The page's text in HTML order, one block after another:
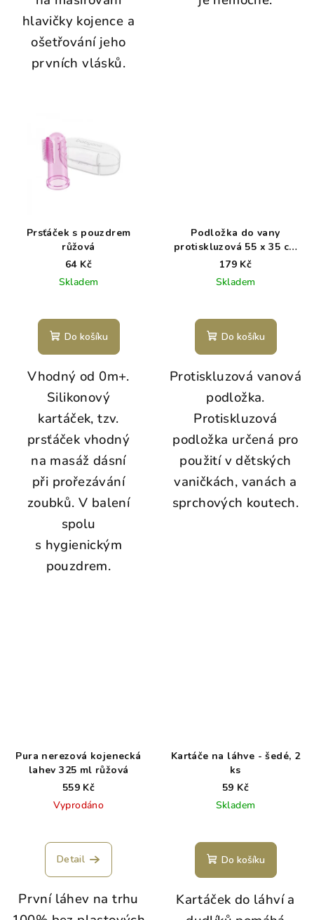
hlavičky kojence a
ošetřování jeho
prvních vlásků.
Prsťáček s pouzdrem
růžová
64 Kč
Skladem
Do košíku
Vhodný od 0m+.
Silikonový
kartáček, tzv.
prsťáček vhodný
na masáž dásní
při prořezávání
zoubků. V balení
spolu
s hygienickým
pouzdrem.
Podložka do vany
protiskluzová 55 x 35 cm
růžová
179 Kč
Skladem
Do košíku
Protiskluzová vanová
podložka.
Protiskluzová
podložka určená pro
použití v dětských
vaničkách, vanách a
sprchových koutech.
Pura nerezová kojenecká
lahev 325 ml růžová
559 Kč
Vyprodáno
Detail
První láhev na trhu
Kartáče na láhve - šedé, 2
ks
59 Kč
Skladem
Do košíku
Kartáček do láhví a